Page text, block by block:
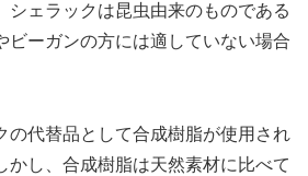
シェラックは昆虫由来のものである
ビーガンの方には適していない場合
の代替品として合成樹脂が使用され
かし、合成樹脂は天然素材に比べて